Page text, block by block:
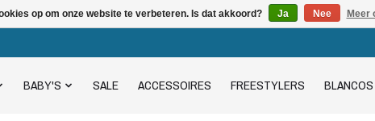
BABY'S SALE ACCESSOIRES FREESTYLERS BLANCOS
op om onze website te verbeteren. Is dat akkoord? Ja Nee Meer